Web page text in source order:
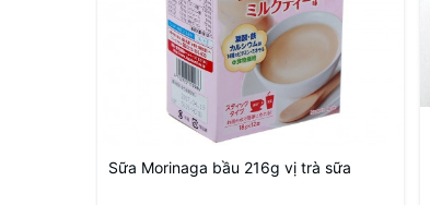
Sữa Morinaga bầu 216g vị trà sữa